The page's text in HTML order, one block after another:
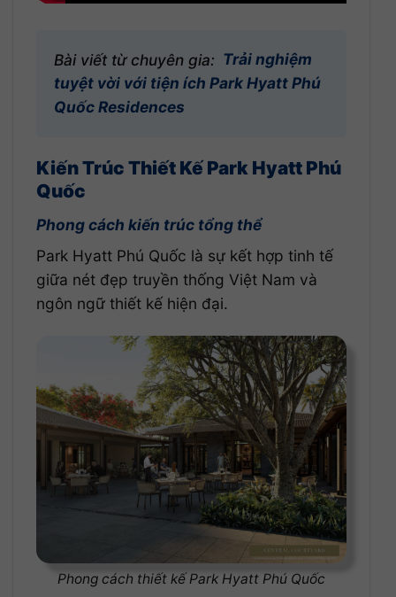
Bài viết từ chuyên gia: Trải nghiệm
tuyệt vời với tiện ích Park Hyatt Phú
Quốc Residences
Kiến Trúc Thiết Kế Park Hyatt Phú
Quốc
Phong cách kiến trúc tổng thể
Park Hyatt Phú Quốc là sự kết hợp tinh tế
giữa nét đẹp truyền thống Việt Nam và
ngôn ngữ thiết kế hiện đại.
Phong cách thiết kế Park Hyatt Phú Quốc